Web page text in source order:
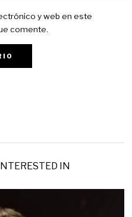
y web en este
comente.
IN